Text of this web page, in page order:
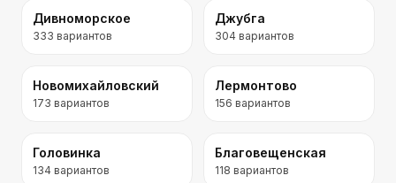
Дивноморское
333 вариантов
Джубга
304 вариантов
Новомихайловский
173 вариантов
Лермонтово
156 вариантов
Головинка
134 вариантов
Благовещенская
118 вариантов